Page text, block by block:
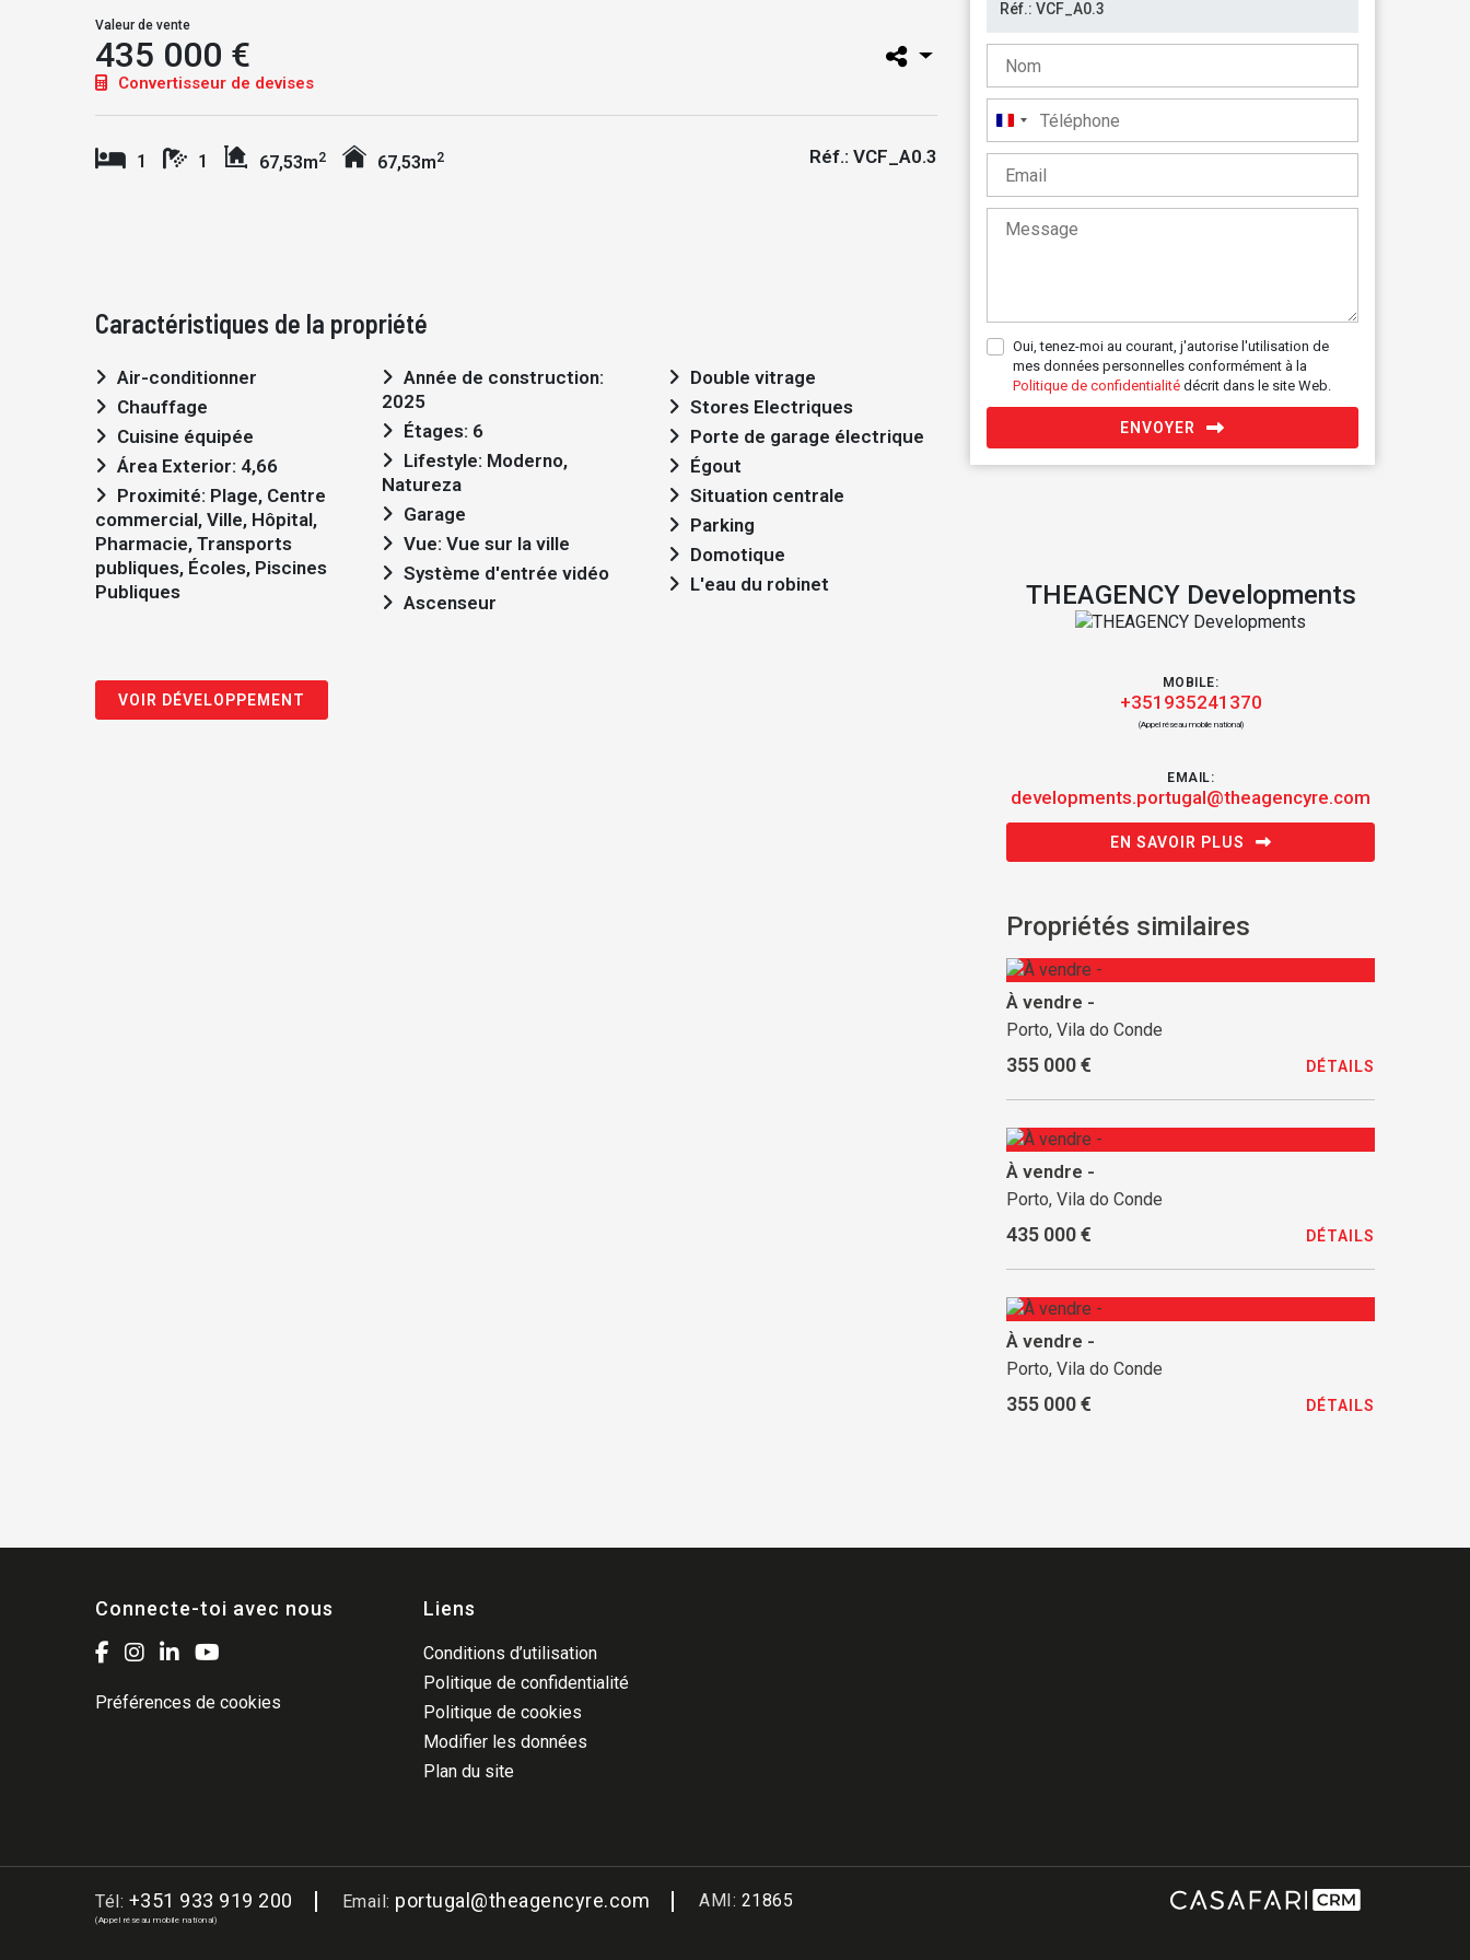
Valeur de vente
435 000 €
Convertisseur de devises
1 1 67,53m2 67,53m2 Réf.: VCF_A0.3
Caractéristiques de la propriété
Air-conditionner
Chauffage
Cuisine équipée
Área Exterior: 4,66
commercial, Ville, Hôpital,
Pharmacie, Transports
publiques, Écoles, Piscines
Publiques
2025
Étages: 6
Natureza
Garage
Vue: Vue sur la ville
Système d'entrée vidéo
Ascenseur
Double vitrage
Stores Electriques
Porte de garage électrique
Égout
Situation centrale
Parking
Domotique
L'eau du robinet
VOIR DÉVELOPPEMENT
France
+33
Oui, tenez-moi au courant, j'autorise l'utilisation de
mes données personnelles conformément à la
Politique de confidentialité décrit dans le site Web.
ENVOYER
THEAGENCY Developments
MOBILE:
+351935241370
(Appel réseau mobile national)
EMAIL:
developments.portugal@theagencyre.com
EN SAVOIR PLUS
Propriétés similaires
À vendre -
Porto, Vila do Conde
355 000 € DÉTAILS
À vendre -
Porto, Vila do Conde
435 000 € DÉTAILS
À vendre -
Porto, Vila do Conde
355 000 € DÉTAILS
Connecte-toi avec nous
Préférences de cookies
Liens
Conditions d’utilisation
Politique de confidentialité
Politique de cookies
Modifier les données
Plan du site
Tél: +351 933 919 200
(Appel réseau mobile national)
Email: portugal@theagencyre.com AMI: 21865